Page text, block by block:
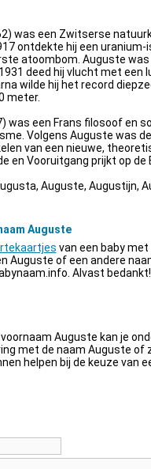
was een Zwitserse
ontdekte hij een
atoombom. Auguste
deed hij vlucht met een
wilde hij het record
meter.
was een Frans filosoof en
Volgens Auguste was
van een nieuwe,
en Vooruitgang prijkt op de
Auguste, Augustijn,
Auguste
van een baby met
Auguste of een andere
. Alvast bedankt!
Auguste kan je
met de naam Auguste of
helpen bij de keuze van